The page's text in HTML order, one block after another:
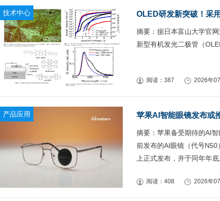
技术中心 OLED研发新突破！采
摘要：据日本富山大学官
新型有机发光二极管（
阅读：387 2026年
产品应用 苹果AI智能眼镜发布或
摘要：苹果备受期待的AI
前发布的AI眼镜（代号
上正式发布，并于同年年
阅读：408 2026年